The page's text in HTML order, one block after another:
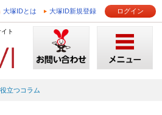
大塚IDとは 大塚ID新規登録 ログイン
ト
立つコラム